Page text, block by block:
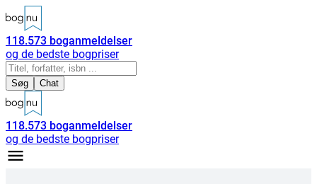
118.573 boganmeldelser
og de bedste bogpriser
Søg Chat
118.573 boganmeldelser
og de bedste bogpriser